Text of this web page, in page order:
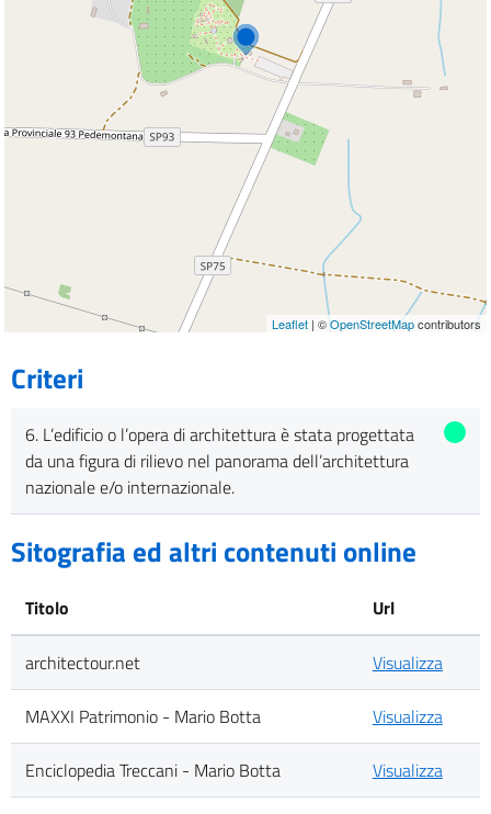
Leaflet | ©OpenStreetMapcontributors
Criteri
6. L’edificio o l’opera di architettura è stata progettata
da una figura di rilievo nel panorama dell’architettura
nazionale e/o internazionale.
Sitografia ed altri contenuti online
Titolo Url
architectour.net Visualizza
MAXXI Patrimonio - Mario Botta Visualizza
Enciclopedia Treccani - Mario Botta Visualizza